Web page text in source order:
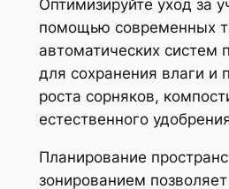
Оптимизируйте уход за
помощью современных
автоматических систем
для сохранения влаги и
роста сорняков,
естественного
Планирование
зонированием